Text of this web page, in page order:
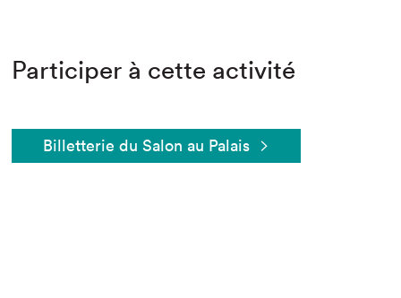
Participer à cette activité
Billetterie du Salon au Palais